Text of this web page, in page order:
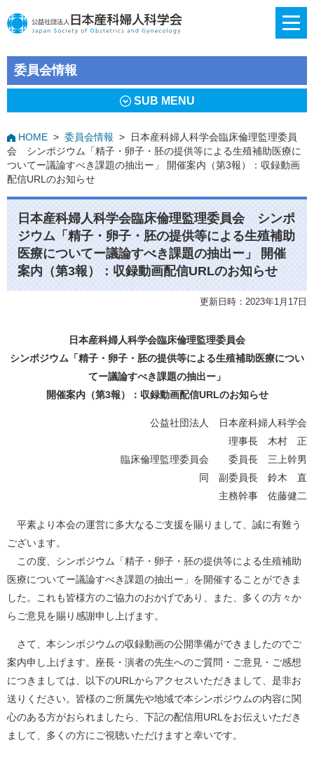
委員会情報
SUB MENU
HOME > 委員会情報 >
日本産科婦人科学会臨床倫理監理委員
会 シンポジウム「精子・卵子・胚の提供等による⽣殖補助医療に
ついてー議論すべき課題の抽出ー」 開催案内（第3報）：収録動画
配信URLのお知らせ
日本産科婦人科学会臨床倫理監理委員会 シンポ
ジウム「精子・卵子・胚の提供等による⽣殖補助
医療についてー議論すべき課題の抽出ー」 開催
案内（第3報）：収録動画配信URLのお知らせ
更新日時：2023年1月17日
日本産科婦人科学会臨床倫理監理委員会
シンポジウム「精子・卵子・胚の提供等による⽣殖補助医療につい
てー議論すべき課題の抽出ー」
開催案内（第3報）：収録動画配信URLのお知らせ
公益社団法人 日本産科婦人科学会
理事長 木村 正
臨床倫理監理委員会 委員長 三上幹男
同 副委員長 鈴木 直
主務幹事 佐藤健二
平素より本会の運営に多大なるご支援を賜りまして、誠に有難う
ございます。
この度、シンポジウム「精子・卵子・胚の提供等による⽣殖補助
医療についてー議論すべき課題の抽出ー」を開催することができま
した。これも皆様方のご協力のおかげであり、また、多くの方々か
らご意見を賜り感謝申し上げます。
さて、本シンポジウムの収録動画の公開準備ができましたのでご
案内申し上げます。座長・演者の先生へのご質問・ご意見・ご感想
につきましては、以下のURLからアクセスいただきまして、是非お
送りください。皆様のご所属先や地域で本シンポジウムの内容に関
心のある方がおられましたら、下記の配信用URLをお伝えいただき
まして、多くの方にご視聴いただけますと幸いです。